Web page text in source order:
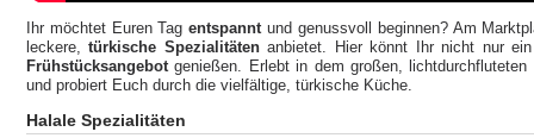
Ihr möchtet Euren Tagentspannt und genussvoll beginnen? Am
leckere,türkische Spezialitätenanbietet. Hier könnt Ihr nicht nur
Frühstücksangebotgenießen. Erlebt in dem großen,
und probiert Euch durch die vielfältige, türkische Küche.
Halale Spezialitäten